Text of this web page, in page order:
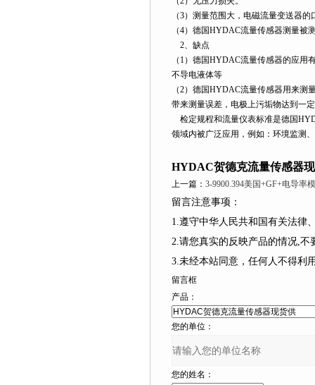
（3）测量范围大，电磁流量变送器的
（4）德国HYDAC流量传感器测量
2、缺点
（1）德国HYDAC流量传感器的应
不导电液体等
（2）德国HYDAC流量传感器用来
带来测量误差，电极上污垢物达到一
检定规程和流量仪表标准是德国
领域内被广泛应用，例如：环境监测
HYDAC贺德克流量传感器
上一篇： 3-9900.394美国+GF+电导率
留言注意事项：
1.遵守中华人民共和国有关法律
2.请您真实的反映产品的情况,
3.未经本站同意，任何人不得利
留言框
产品：
您的单位：
您的姓名：